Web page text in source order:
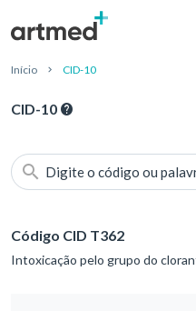
Início CID-10
CID-10
Digite o código ou
Código CID T362
Intoxicação pelo grupo do